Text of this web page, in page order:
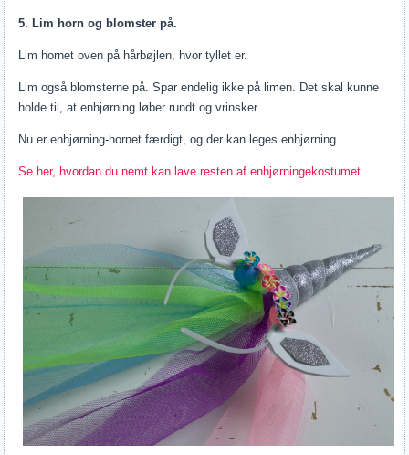
5. Lim horn og blomster på.
Lim hornet oven på hårbøjlen, hvor tyllet er.
Lim også blomsterne på. Spar endelig ikke på limen. Det skal kunne
holde til, at enhjørning løber rundt og vrinsker.
Nu er enhjørning-hornet færdigt, og der kan leges enhjørning.
Se her, hvordan du nemt kan lave resten af enhjørningekostumet